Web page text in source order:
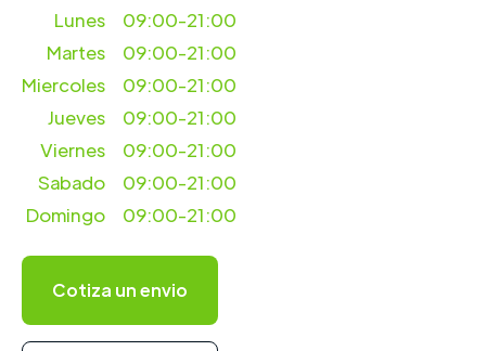
09:00-21:00
Martes
Miercoles
Lunes
09:00-21:00
09:00-21:00
Jueves
09:00-21:00
Viernes
09:00-21:00
Sabado
09:00-21:00
Domingo
09:00-21:00
Cotiza un envio